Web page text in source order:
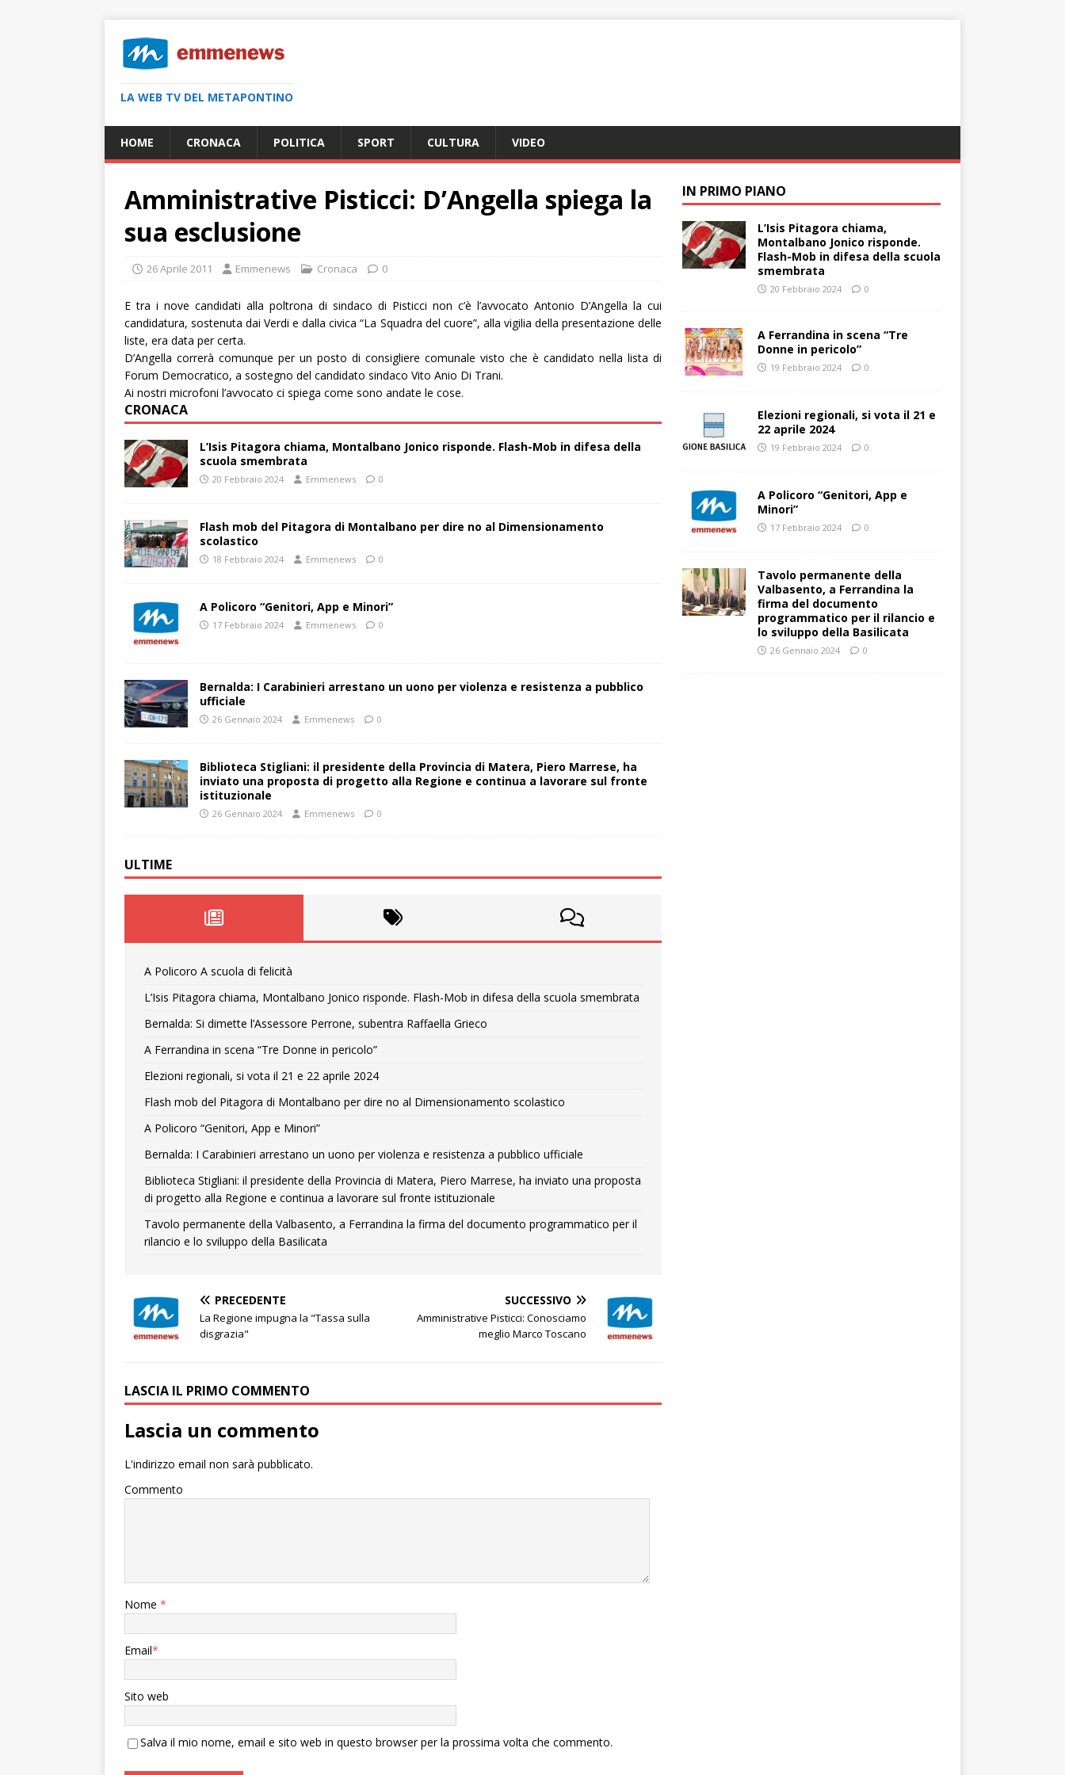
LA WEB TV DEL METAPONTINO
HOME CRONACA POLITICA SPORT CULTURA VIDEO
Amministrative Pisticci: D’Angella spiega la
sua esclusione
26 Aprile 2011 Emmenews Cronaca 0
E tra i nove candidati alla poltrona di sindaco di Pisticci non c’è l’avvocato Antonio D’Angella la cui
candidatura, sostenuta dai Verdi e dalla civica “La Squadra del cuore”, alla vigilia della presentazione delle
liste, era data per certa.
D’Angella correrà comunque per un posto di consigliere comunale visto che è candidato nella lista di
Forum Democratico, a sostegno del candidato sindaco Vito Anio Di Trani.
Ai nostri microfoni l’avvocato ci spiega come sono andate le cose.
CRONACA
L’Isis Pitagora chiama, Montalbano Jonico risponde. Flash-Mob in difesa della
scuola smembrata
20 Febbraio 2024 Emmenews 0
Flash mob del Pitagora di Montalbano per dire no al Dimensionamento
scolastico
18 Febbraio 2024 Emmenews 0
A Policoro “Genitori, App e Minori”
17 Febbraio 2024 Emmenews 0
Bernalda: I Carabinieri arrestano un uono per violenza e resistenza a pubblico
ufficiale
26 Gennaio 2024 Emmenews 0
Biblioteca Stigliani: il presidente della Provincia di Matera, Piero Marrese, ha
inviato una proposta di progetto alla Regione e continua a lavorare sul fronte
istituzionale
26 Gennaio 2024 Emmenews 0
ULTIME
A Policoro A scuola di felicità
L’Isis Pitagora chiama, Montalbano Jonico risponde. Flash-Mob in difesa della scuola smembrata
Bernalda: Si dimette l’Assessore Perrone, subentra Raffaella Grieco
A Ferrandina in scena “Tre Donne in pericolo”
Elezioni regionali, si vota il 21 e 22 aprile 2024
Flash mob del Pitagora di Montalbano per dire no al Dimensionamento scolastico
A Policoro “Genitori, App e Minori”
Bernalda: I Carabinieri arrestano un uono per violenza e resistenza a pubblico ufficiale
Biblioteca Stigliani: il presidente della Provincia di Matera, Piero Marrese, ha inviato una proposta
di progetto alla Regione e continua a lavorare sul fronte istituzionale
Tavolo permanente della Valbasento, a Ferrandina la firma del documento programmatico per il
rilancio e lo sviluppo della Basilicata
PRECEDENTE
La Regione impugna la "Tassa sulla
disgrazia"
SUCCESSIVO
Amministrative Pisticci: Conosciamo
meglio Marco Toscano
LASCIA IL PRIMO COMMENTO
Lascia un commento
L'indirizzo email non sarà pubblicato.
Commento
Nome *
Email*
Sito web
Salva il mio nome, email e sito web in questo browser per la prossima volta che commento.
IN PRIMO PIANO
L’Isis Pitagora chiama,
Montalbano Jonico risponde.
Flash-Mob in difesa della scuola
smembrata
20 Febbraio 2024 0
A Ferrandina in scena “Tre
Donne in pericolo”
19 Febbraio 2024 0
Elezioni regionali, si vota il 21 e
22 aprile 2024
19 Febbraio 2024 0
A Policoro “Genitori, App e
Minori”
17 Febbraio 2024 0
Tavolo permanente della
Valbasento, a Ferrandina la
firma del documento
programmatico per il rilancio e
lo sviluppo della Basilicata
26 Gennaio 2024 0